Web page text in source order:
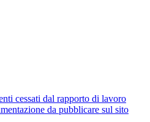
cessati dal rapporto di lavoro
da pubblicare sul sito